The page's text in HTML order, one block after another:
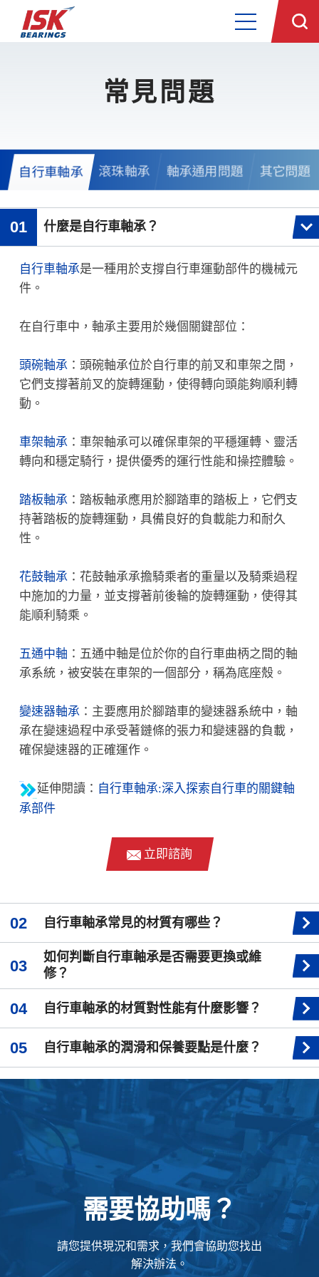
常見問題
自行車軸承 滾珠軸承 軸承通用問題 其它問題
什麼是自行車軸承？
自行車軸承是一種用於支撐自行車運動部件的機械元
件。
在自行車中，軸承主要用於幾個關鍵部位：
頭碗軸承：頭碗軸承位於自行車的前叉和車架之間，
它們支撐著前叉的旋轉運動，使得轉向頭能夠順利轉
動。
車架軸承：車架軸承可以確保車架的平穩運轉、靈活
轉向和穩定騎行，提供優秀的運行性能和操控體驗。
踏板軸承：踏板軸承應用於腳踏車的踏板上，它們支
持著踏板的旋轉運動，具備良好的負載能力和耐久
性。
花鼓軸承：花鼓軸承承擔騎乘者的重量以及騎乘過程
中施加的力量，並支撐著前後輪的旋轉運動，使得其
能順利騎乘。
五通中軸 ：五通中軸是位於你的自行車曲柄之間的軸
承系統， 被安裝在車架的一個部分，稱為底座殼。
變速器軸承：主要應用於腳踏車的變速器系統中， 軸
承在變速過程中承受著鏈條的張力和變速器的負載，
確保變速器的正確運作。
延伸閱讀： 自行車軸承:深入探索自行車的關鍵軸
承部件
立即諮詢
自行車軸承常見的材質有哪些？
如何判斷自行車軸承是否需要更換或維
修？
自行車軸承的材質對性能有什麼影響？
自行車軸承的潤滑和保養要點是什麼？
需要協助嗎？
請您提供現況和需求，我們會協助您找出
解決辦法。